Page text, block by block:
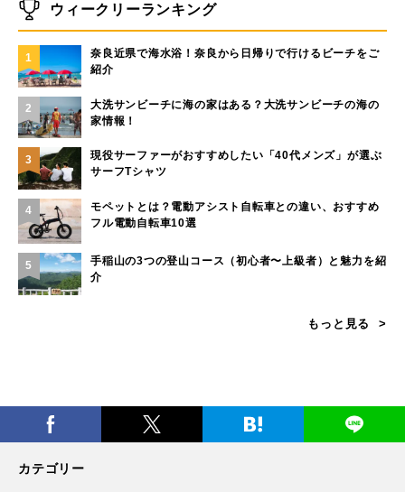
ウィークリーランキング
1
奈良近県で海水浴！奈良から日帰りで行けるビーチをご
紹介
2
大洗サンビーチに海の家はある？大洗サンビーチの海の
家情報！
3
現役サーファーがおすすめしたい「40代メンズ」が選ぶ
サーフTシャツ
4
モペットとは？電動アシスト自転車との違い、おすすめ
フル電動自転車10選
5
手稲山の3つの登山コース（初心者〜上級者）と魅力を紹
介
もっと見る
カテゴリー